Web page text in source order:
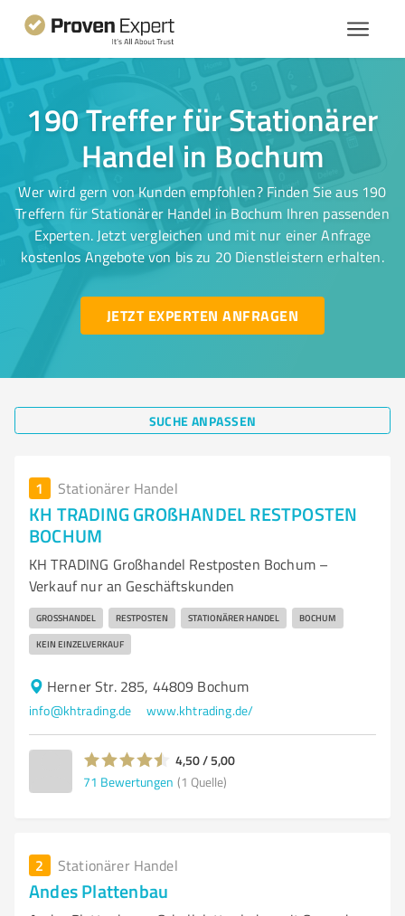
190 Treffer für Stationärer
Handel in Bochum
Wer wird gern von Kunden empfohlen? Finden Sie aus 190
Treffern für Stationärer Handel in Bochum Ihren passenden
Experten. Jetzt vergleichen und mit nur einer Anfrage
kostenlos Angebote von bis zu 20 Dienstleistern erhalten.
JETZT EXPERTEN ANFRAGEN
SUCHE ANPASSEN
1 Stationärer Handel
KH TRADING GROßHANDEL RESTPOSTEN
BOCHUM
KH TRADING Großhandel Restposten Bochum –
Verkauf nur an Geschäftskunden
GROSSHANDEL RESTPOSTEN STATIONÄRER HANDEL BOCHUM
KEIN EINZELVERKAUF
Herner Str. 285, 44809 Bochum
info@khtrading.de www.khtrading.de/
4,50 / 5,00
71 Bewertungen (1 Quelle)
2 Stationärer Handel
Andes Plattenbau